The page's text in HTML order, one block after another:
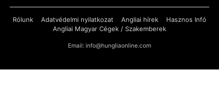
Rólunk Adatvédelmi nyilatkozat Angliai hírek
Hasznos Infó
Angliai Magyar Cégek / Szakemberek
Email: info@hungliaonline.com